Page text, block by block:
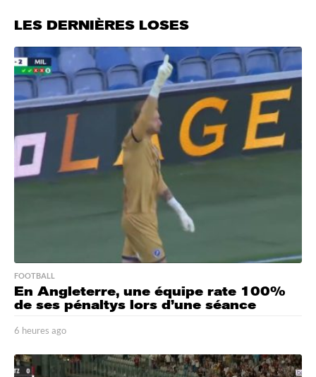
LES DERNIÈRES LOSES
FOOTBALL
En Angleterre, une équipe rate 100%
de ses pénaltys lors d’une séance
6 heures ago
e
u